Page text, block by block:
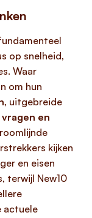
op snelheid,
Waar
om hun
, uitgebreide
en
kijken
en eisen
terwijl New10
actuele